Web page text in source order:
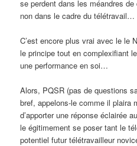
se perdent dans les méandres
non dans le cadre du télétravail…
C’est encore plus vrai avec le le
le principe tout en complexifiant
une performance en soi…
Alors, PQSR (pas de questions
bref, appelons-le comme il plaira
d’apporter une réponse éclairée
le égitimement se poser tant le
potentiel futur télétravailleur